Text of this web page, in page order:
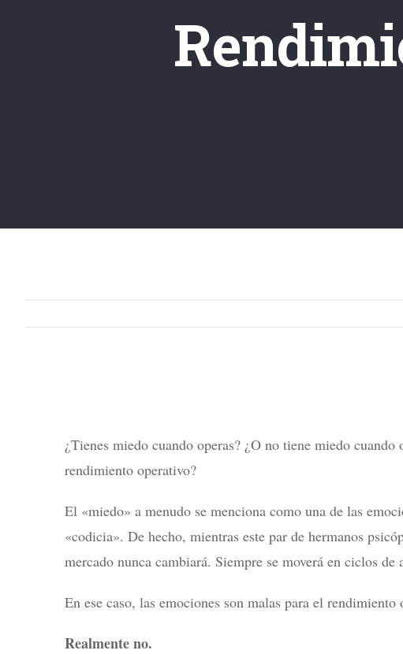
¿Tienes miedo cuando operas? ¿O no tiene miedo
rendimiento operativo?
El «miedo» a menudo se menciona como una de las
«codicia». De hecho, mientras este par de hermanos
mercado nunca cambiará. Siempre se moverá en ciclos de
En ese caso, las emociones son malas para el
Realmente no.